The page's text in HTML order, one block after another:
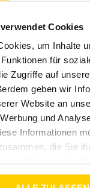
Cookies
um Inhalte
für
Zugriffe auf
geben wir
Website an
und
Informationen
die Sie
innerhalb von 3-
Link, so
dein Paket ist
eintrifft